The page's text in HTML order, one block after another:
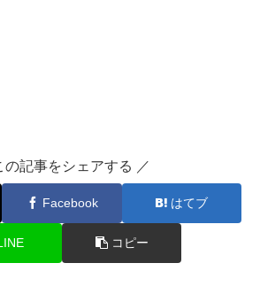
の記事をシェアする ／
Facebook はてブ
コピー